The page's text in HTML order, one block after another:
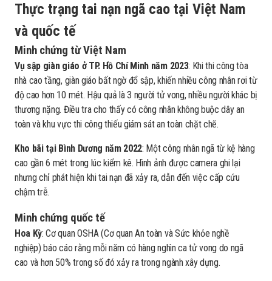
Thực trạng tai nạn ngã cao tại Việt Nam
và quốc tế
Minh chứng từ Việt Nam
Vụ sập giàn giáo ở TP. Hồ Chí Minh năm 2023: Khi thi công tòa
nhà cao tầng, giàn giáo bất ngờ đổ sập, khiến nhiều công nhân rơi từ
độ cao hơn 10 mét. Hậu quả là 3 người tử vong, nhiều người khác bị
thương nặng. Điều tra cho thấy có công nhân không buộc dây an
toàn và khu vực thi công thiếu giám sát an toàn chặt chẽ.
Kho bãi tại Bình Dương năm 2022: Một công nhân ngã từ kệ hàng
cao gần 6 mét trong lúc kiểm kê. Hình ảnh được camera ghi lại
nhưng chỉ phát hiện khi tai nạn đã xảy ra, dẫn đến việc cấp cứu
chậm trễ.
Minh chứng quốc tế
Hoa Kỳ: Cơ quan OSHA (Cơ quan An toàn và Sức khỏe nghề
nghiệp) báo cáo rằng mỗi năm có hàng nghìn ca tử vong do ngã
cao và hơn 50% trong số đó xảy ra trong ngành xây dựng.